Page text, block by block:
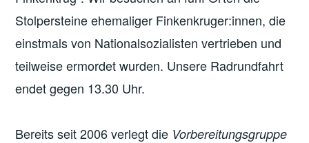
Stolpersteine ehemaliger Finkenkruger:innen, die
einstmals von Nationalsozialisten vertrieben und
teilweise ermordet wurden. Unsere Radrundfahrt
endet gegen 13.30 Uhr.
Bereits seit 2006 verlegt die Vorbereitungsgruppe